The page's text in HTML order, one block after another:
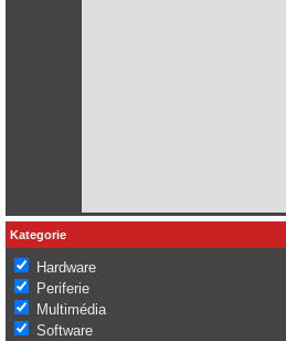
Kategorie
Hardware
Periferie
Multimédia
Software